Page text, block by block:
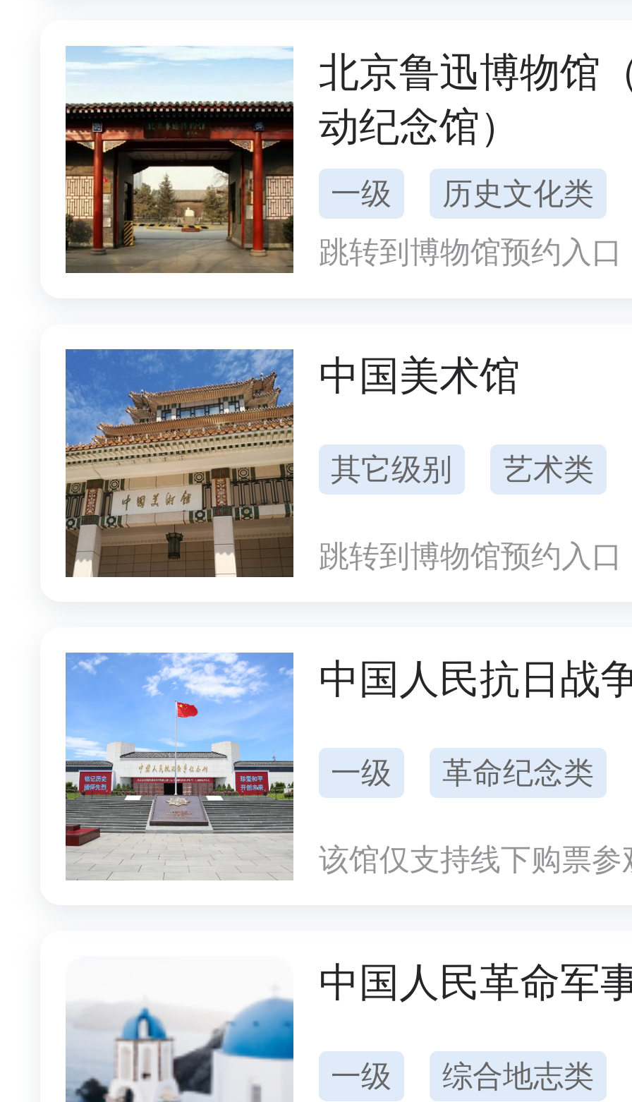
北京鲁迅博物馆
动纪念馆）
一级
历史文化类
跳转到博物馆预约入口
中国美术馆
其它级别 艺术类
跳转到博物馆预约入口
中国人民抗日战
一级 革命纪念类
该馆仅支持线下购票参
中国人民革命军
一级 综合地志类